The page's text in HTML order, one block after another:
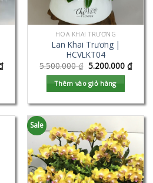
HOA KHAI TRƯƠNG
Lan Khai Trương |
HCVLKT04
5.500.000₫ 5.200.000 ₫
Thêm vào giỏ hàng
Sale